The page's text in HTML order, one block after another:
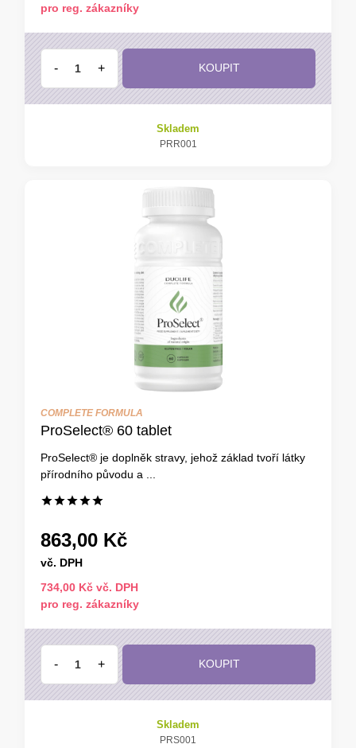
pro reg. zákazníky
- + KOUPIT
Skladem
PRR001
COMPLETE FORMULA
ProSelect® 60 tablet
ProSelect® je doplněk stravy, jehož základ tvoří látky
přírodního původu a ...
863,00 Kč
vč. DPH
734,00 Kč vč. DPH
pro reg. zákazníky
- + KOUPIT
Skladem
PRS001